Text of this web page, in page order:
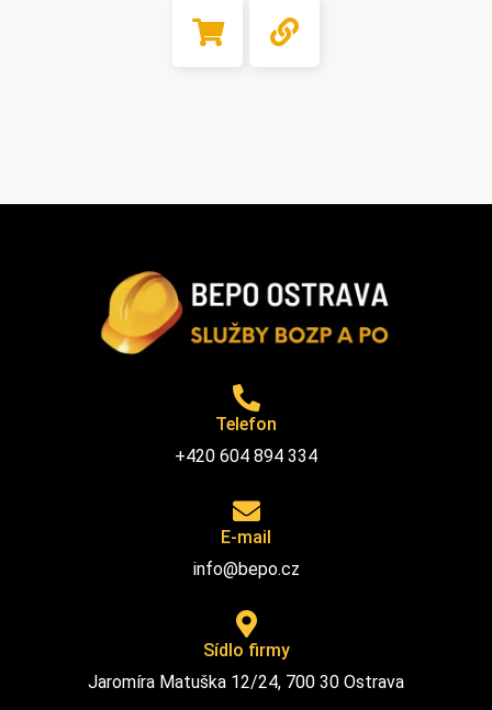
Telefon
+420 604 894 334
E-mail
info@bepo.cz
Sídlo firmy
Jaromíra Matuška 12/24, 700 30 Ostrava